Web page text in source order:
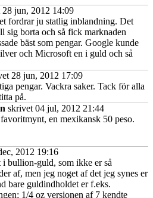
28 jun, 2012 14:09
fordrar ju statlig inblandning. Det
sig borta och så fick marknaden
bäst som pengar. Google kunde
och Microsoft en i guld och så
28 jun, 2012 17:09
pengar. Vackra saker. Tack för alla
på.
skrivet 04 jul, 2012 21:44
en mexikansk 50 peso.
2012 19:16
i bullion-guld, som ikke er så
af, men jeg noget af det jeg synes er
bare guldindholdet er f.eks.
1/4 oz versionen af 7 kendte